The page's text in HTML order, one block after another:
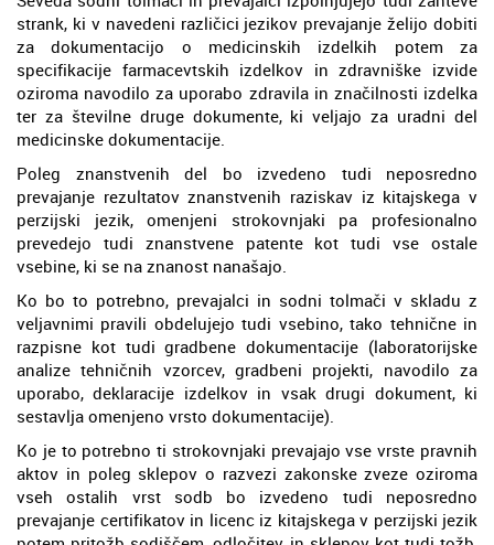
strank, ki v navedeni različici jezikov prevajanje želijo dobiti
za dokumentacijo o medicinskih izdelkih potem za
specifikacije farmacevtskih izdelkov in zdravniške izvide
oziroma navodilo za uporabo zdravila in značilnosti izdelka
ter za številne druge dokumente, ki veljajo za uradni del
medicinske dokumentacije.
Poleg znanstvenih del bo izvedeno tudi neposredno
prevajanje rezultatov znanstvenih raziskav iz kitajskega v
perzijski jezik, omenjeni strokovnjaki pa profesionalno
prevedejo tudi znanstvene patente kot tudi vse ostale
vsebine, ki se na znanost nanašajo.
Ko bo to potrebno, prevajalci in sodni tolmači v skladu z
veljavnimi pravili obdelujejo tudi vsebino, tako tehnične in
razpisne kot tudi gradbene dokumentacije (laboratorijske
analize tehničnih vzorcev, gradbeni projekti, navodilo za
uporabo, deklaracije izdelkov in vsak drugi dokument, ki
sestavlja omenjeno vrsto dokumentacije).
Ko je to potrebno ti strokovnjaki prevajajo vse vrste pravnih
aktov in poleg sklepov o razvezi zakonske zveze oziroma
vseh ostalih vrst sodb bo izvedeno tudi neposredno
prevajanje certifikatov in licenc iz kitajskega v perzijski jezik